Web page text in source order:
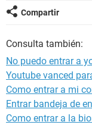
Compartir
Consulta también:
No puedo entrar a
Youtube vanced
Como entrar a mi
Entrar bandeja de
Como entrar a la